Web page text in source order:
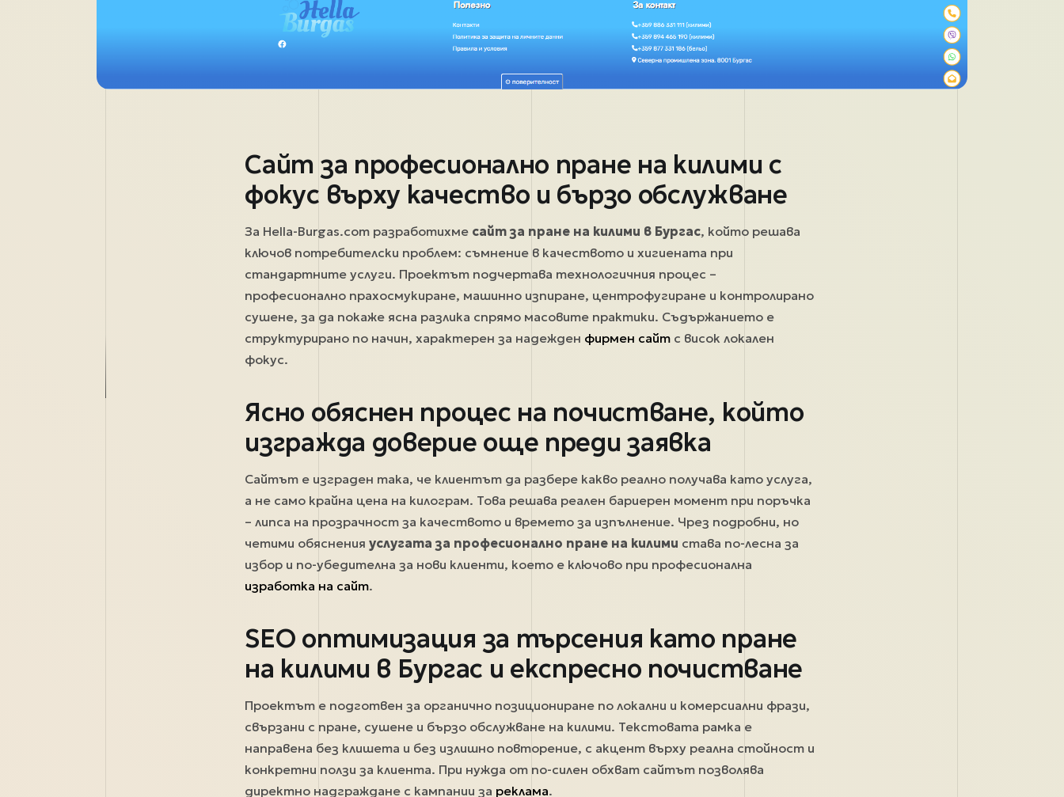
Сайт за професионално пране на килими с
фокус върху качество и бързо обслужване
За Hella-Burgas.com разработихме сайт за пране на килими в Бургас, който решава
ключов потребителски проблем: съмнение в качеството и хигиената при
стандартните услуги. Проектът подчертава технологичния процес –
професионално прахосмукиране, машинно изпиране, центрофугиране и контролирано
сушене, за да покаже ясна разлика спрямо масовите практики. Съдържанието е
структурирано по начин, характерен за надежден фирмен сайт с висок локален
фокус.
Ясно обяснен процес на почистване, който
изгражда доверие още преди заявка
Сайтът е изграден така, че клиентът да разбере какво реално получава като услуга,
а не само крайна цена на килограм. Това решава реален бариерен момент при поръчка
– липса на прозрачност за качеството и времето за изпълнение. Чрез подробни, но
четими обясненияуслугата за професионално пране на килими става по-лесна за
избор и по-убедителна за нови клиенти, което е ключово при професионална
изработка на сайт.
SEO оптимизация за търсения като пране
на килими в Бургас и експресно почистване
Проектът е подготвен за органично позициониране по локални и комерсиални фрази,
свързани с пране, сушене и бързо обслужване на килими. Текстовата рамка е
направена без клишета и без излишно повторение, с акцент върху реална стойност и
конкретни ползи за клиента. При нужда от по-силен обхват сайтът позволява
директно надграждане с кампании за реклама.